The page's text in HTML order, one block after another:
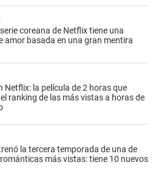
coreana de Netflix tiene una
amor basada en una gran mentira
Netflix: la película de 2 horas que
ranking de las más vistas a horas de
la tercera temporada de una de
románticas más vistas: tiene 10 nuevos